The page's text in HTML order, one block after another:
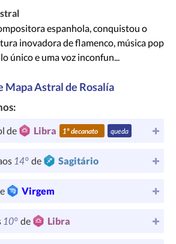
espanhola, conquistou o
inovadora de flamenco, música pop
único e uma voz inconfun...
Mapa Astral de Rosalía
de Libra 1º decanato queda
14° de Sagitário
Virgem
10° de Libra